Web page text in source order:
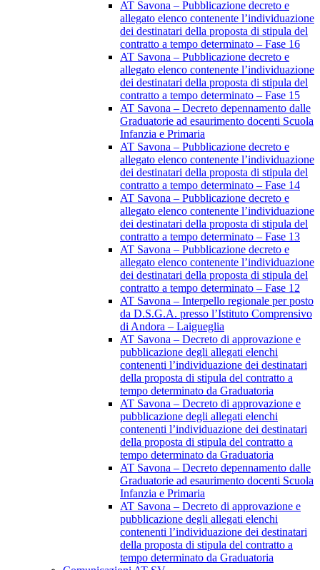
AT Savona – Pubblicazione decreto e
allegato elenco contenente l’individuazione
dei destinatari della proposta di stipula del
contratto a tempo determinato – Fase 16
AT Savona – Pubblicazione decreto e
allegato elenco contenente l’individuazione
dei destinatari della proposta di stipula del
contratto a tempo determinato – Fase 15
AT Savona – Decreto depennamento dalle
Graduatorie ad esaurimento docenti Scuola
Infanzia e Primaria
AT Savona – Pubblicazione decreto e
allegato elenco contenente l’individuazione
dei destinatari della proposta di stipula del
contratto a tempo determinato – Fase 14
AT Savona – Pubblicazione decreto e
allegato elenco contenente l’individuazione
dei destinatari della proposta di stipula del
contratto a tempo determinato – Fase 13
AT Savona – Pubblicazione decreto e
allegato elenco contenente l’individuazione
dei destinatari della proposta di stipula del
contratto a tempo determinato – Fase 12
AT Savona – Interpello regionale per posto
da D.S.G.A. presso l’Istituto Comprensivo
di Andora – Laigueglia
AT Savona – Decreto di approvazione e
pubblicazione degli allegati elenchi
contenenti l’individuazione dei destinatari
della proposta di stipula del contratto a
tempo determinato da Graduatoria
AT Savona – Decreto di approvazione e
pubblicazione degli allegati elenchi
contenenti l’individuazione dei destinatari
della proposta di stipula del contratto a
tempo determinato da Graduatoria
AT Savona – Decreto depennamento dalle
Graduatorie ad esaurimento docenti Scuola
Infanzia e Primaria
AT Savona – Decreto di approvazione e
pubblicazione degli allegati elenchi
contenenti l’individuazione dei destinatari
della proposta di stipula del contratto a
tempo determinato da Graduatoria